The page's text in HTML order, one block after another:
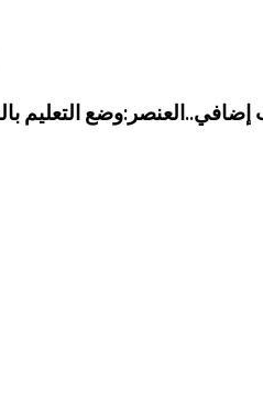
التعليم